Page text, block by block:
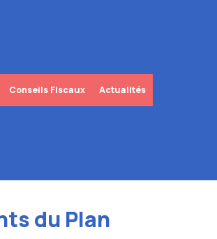
Conseils Fiscaux Actualités
du Plan